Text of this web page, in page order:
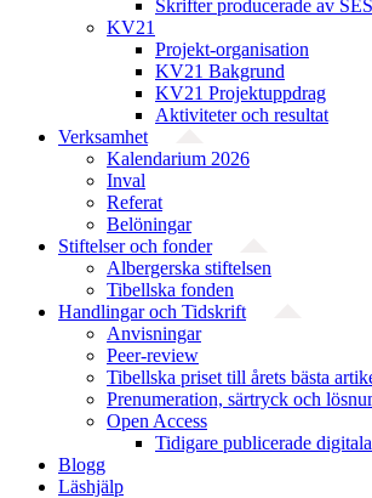
Skrifter producerade av SES
KV21
Projekt-organisation
KV21 Bakgrund
KV21 Projektuppdrag
Aktiviteter och resultat
Verksamhet
Kalendarium 2026
Inval
Referat
Belöningar
Stiftelser och fonder
Albergerska stiftelsen
Tibellska fonden
Handlingar och Tidskrift
Anvisningar
Peer-review
Tibellska priset till årets bästa
Prenumeration, särtryck och
Open Access
Tidigare publicerade
Blogg
Läshjälp